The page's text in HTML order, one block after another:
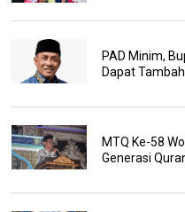
PAD Minim,
Dapat
MTQ Ke-58
Generasi